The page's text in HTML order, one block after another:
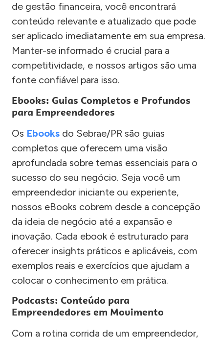
de gestão financeira, você encontrará
conteúdo relevante e atualizado que pode
ser aplicado imediatamente em sua empresa.
Manter-se informado é crucial para a
competitividade, e nossos artigos são uma
fonte confiável para isso.
Ebooks: Guias Completos e Profundos
para Empreendedores
Os Ebooks do Sebrae/PR são guias
completos que oferecem uma visão
aprofundada sobre temas essenciais para o
sucesso do seu negócio. Seja você um
empreendedor iniciante ou experiente,
nossos eBooks cobrem desde a concepção
da ideia de negócio até a expansão e
inovação. Cada ebook é estruturado para
oferecer insights práticos e aplicáveis, com
exemplos reais e exercícios que ajudam a
colocar o conhecimento em prática.
Podcasts: Conteúdo para
Empreendedores em Movimento
Com a rotina corrida de um empreendedor,